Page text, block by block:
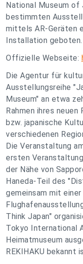
National Museum of
bestimmten
mittels AR-Geräten
Installation geboten.
Offizielle Webseite:
Die Agentur für
Ausstellungsreihe
Museum" an etwa
Rahmen ihres
bzw. japanische
verschiedenen
Die Veranstaltung
ersten
der Nähe von
Haneda-Teil des
gemeinsam mit
Think Japan"
Tokyo International
Heimatmuseum
REKIHAKU bekannt